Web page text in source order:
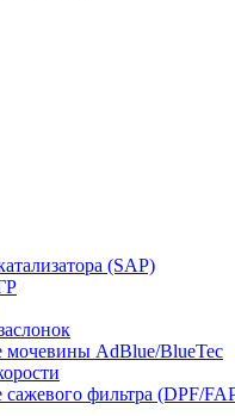
(SAP)
мочевины AdBlue/BlueTec
фильтра (DPF/